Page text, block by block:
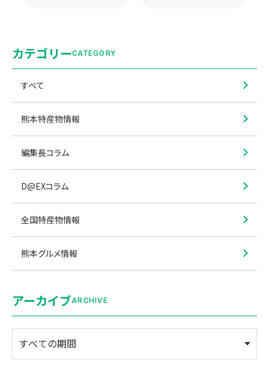
カテゴリーCATEGORY
すべて
熊本特産物情報
編集長コラム
D@EXコラム
全国特産物情報
熊本グルメ情報
アーカイブARCHIVE